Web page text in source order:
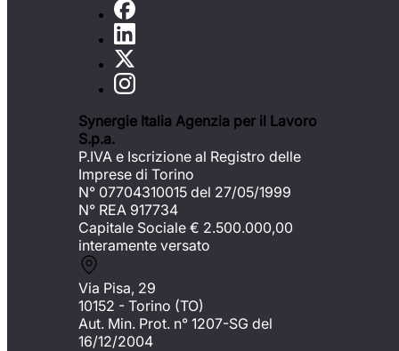
Synergie Italia Agenzia per il Lavoro
S.p.a.
P.IVA e Iscrizione al Registro delle
Imprese di Torino
N° 07704310015 del 27/05/1999
N° REA 917734
Capitale Sociale € 2.500.000,00
interamente versato
Via Pisa, 29
10152 - Torino (TO)
Aut. Min. Prot. n° 1207-SG del
16/12/2004